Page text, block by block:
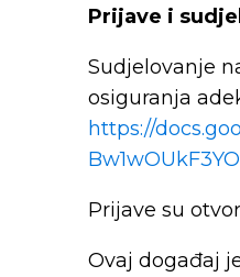
Prijave i
Sudjelovanje
osiguranja
https://
Prijave su
Ovaj događaj